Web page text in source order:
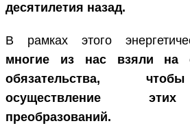
десятилетия назад.
В рамках этого
многие из нас взяли на
обязательства,
осуществление
преобразований.